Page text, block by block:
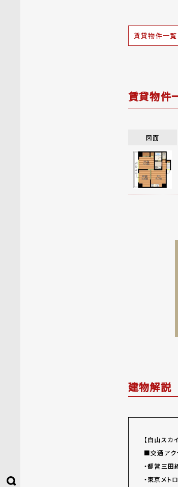
賃貸物件一覧
賃貸物件
図面
建物解説
【白山スカ
■交通アク
・都営三田
・東京メト